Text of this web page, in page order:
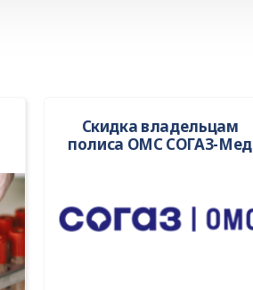
Скидка владельцам
полиса ОМС СОГАЗ-Мед